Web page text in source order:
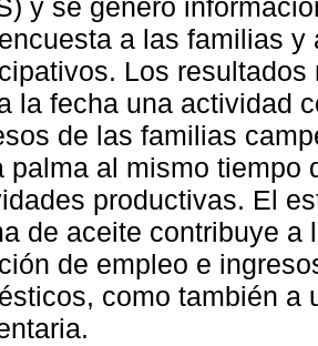
y se generó
a las familias
Los
la fecha una actividad
de las familias
palma al mismo tiempo
productivas. El
de aceite contribuye
de empleo e
como también a